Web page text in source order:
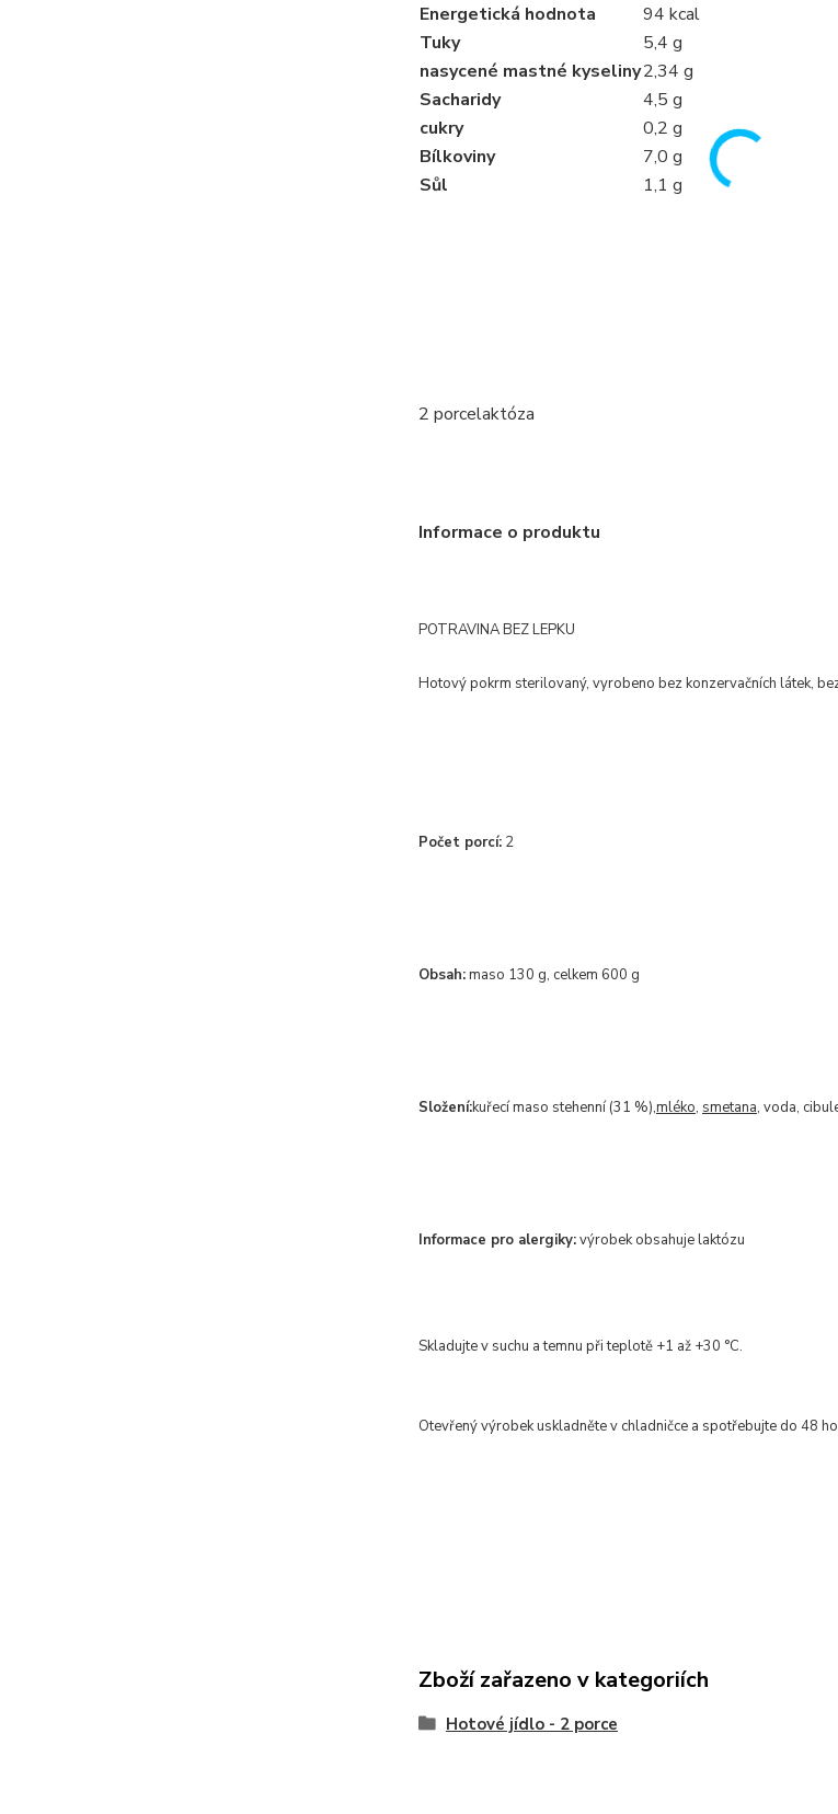
Energetická hodnota
94 kcal
Tuky
5,4 g
nasycené mastné kyseliny2,34 g
Sacharidy
4,5 g
cukry
0,2 g
Bílkoviny
7,0 g
Sůl
1,1 g
2 porcelaktóza
Informace o produktu
POTRAVINA BEZ LEPKU
Hotový pokrm sterilovaný, vyrobeno bez konzervačních látek,
Počet porcí:2
Obsah:maso 130 g, celkem 600 g
Složení:kuřecí maso stehenní (31 %),mléko, smetana, voda,
Informace pro alergiky:výrobek obsahuje laktózu
Skladujte v suchu a temnu při teplotě +1 až +30 °C.
Otevřený výrobek uskladněte v chladničce a spotřebujte do 48
Zboží zařazeno v kategoriích
Hotové jídlo - 2 porce